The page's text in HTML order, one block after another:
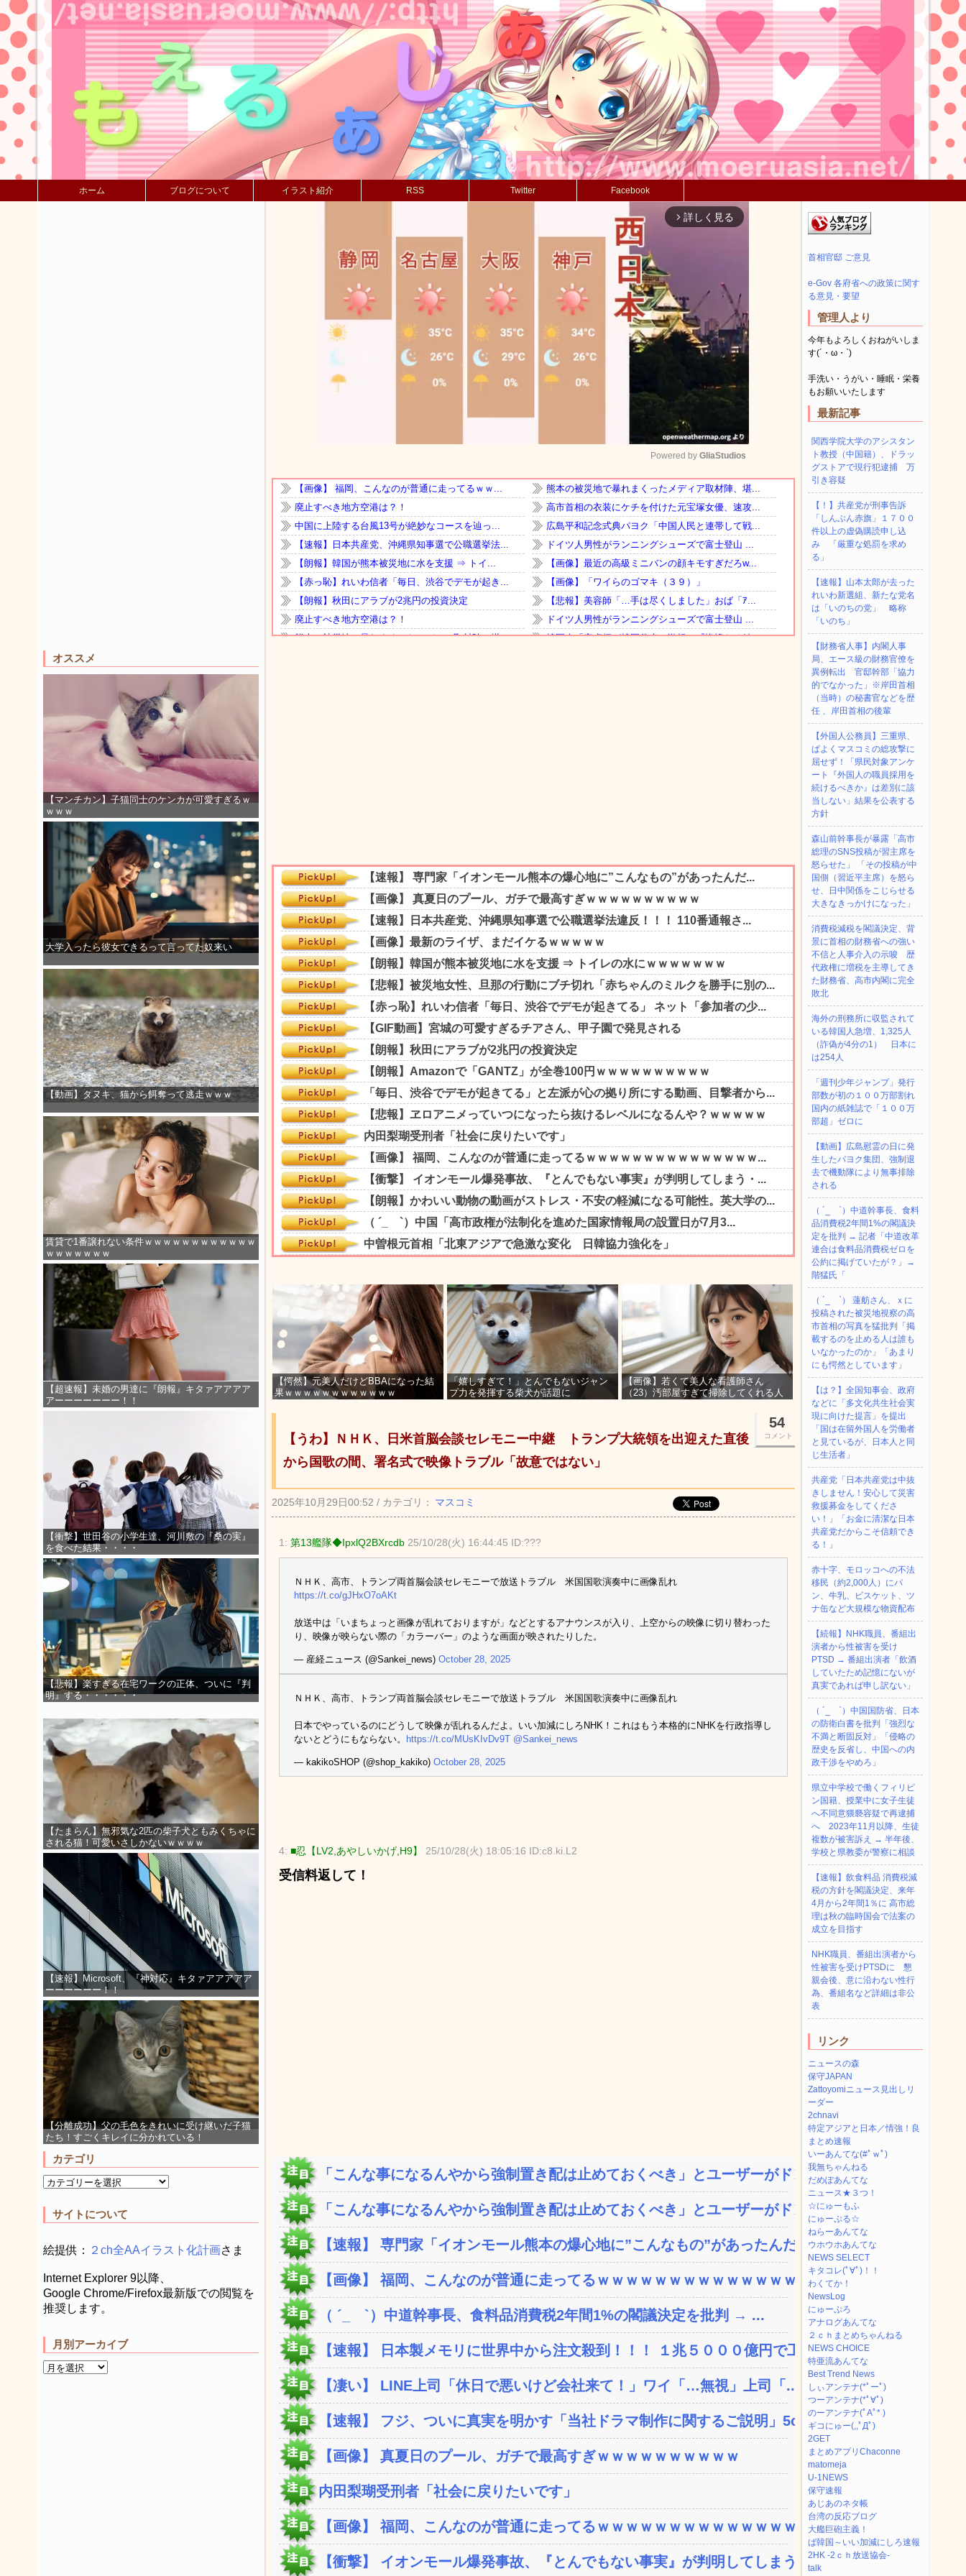
ホーム ブログについて イラスト紹介 RSS Twitter Facebook
オススメ
【マンチカン】子猫同士のケンカが可愛すぎるｗ
ｗｗｗ
大学入ったら彼女できるって言ってた奴来い
【動画】タヌキ、猫から餌奪って逃走ｗｗｗ
賃貸で1番譲れない条件ｗｗｗｗｗｗｗｗｗｗｗｗ
ｗｗｗｗｗｗｗ
【超速報】未婚の男達に『朗報』キタァアアアア
アーーーーーーー！！
【衝撃】世田谷の小学生達、河川敷の『桑の実』
を食べた結果・・・・
【悲報】楽すぎる在宅ワークの正体、ついに『判
明』する・・・・・・
【たまらん】無邪気な2匹の柴子犬ともみくちゃに
される猫！可愛いさしかないｗｗｗｗ
【速報】Microsoft、『神対応』キタァアアアアア
ーーーーーー！！
【分離成功】父の毛色をきれいに受け継いだ子猫
たち！すごくキレイに分かれている！
カテゴリ
サイトについて
絵提供： ２ch全AAイラスト化計画さま
Internet Explorer 9以降、
Google Chrome/Firefox最新版での閲覧を
推奨します。
月別アーカイブ
arrow_forward_ios 詳しく見る
Mute
Powered by GliaStudios
【愕然】元美人だけどBBAになった結
果ｗｗｗｗｗｗｗｗｗｗｗｗ
「嬉しすぎて！」とんでもないジャン
プ力を発揮する柴犬が話題に
【画像】若くて美人な看護師さん
（23）汚部屋すぎて掃除してくれる人
54
コメント
【うわ】ＮＨＫ、日米首脳会談セレモニー中継 トランプ大統領を出迎えた直後
から国歌の間、署名式で映像トラブル「故意ではない」
2025年10月29日00:52 / カテゴリ： マスコミ
1: 第13艦隊◆IpxlQ2BXrcdb 25/10/28(火) 16:44:45 ID:???
ＮＨＫ、高市、トランプ両首脳会談セレモニーで放送トラブル 米国国歌演奏中に画像乱れ
https://t.co/gJHxO7oAKt
放送中は「いまちょっと画像が乱れておりますが」などとするアナウンスが入り、上空からの映像に切り替わった
り、映像が映らない際の「カラーバー」のような画面が映されたりした。
— 産経ニュース (@Sankei_news) October 28, 2025
ＮＨＫ、高市、トランプ両首脳会談セレモニーで放送トラブル 米国国歌演奏中に画像乱れ
日本でやっているのにどうして映像が乱れるんだよ。いい加減にしろNHK！これはもう本格的にNHKを行政指導し
ないとどうにもならない。 https://t.co/MUsKIvDv9T @Sankei_news
— kakikoSHOP (@shop_kakiko) October 28, 2025
4: ■忍【LV2,あやしいかげ,H9】 25/10/28(火) 18:05:16 ID:c8.ki.L2
受信料返して！
「こんな事になるんやから強制置き配は止めておくべき」とユーザーがドン引...
「こんな事になるんやから強制置き配は止めておくべき」とユーザーがドン引...
【速報】 専門家「イオンモール熊本の爆心地に”こんなもの”があったんだ...
【画像】 福岡、こんなのが普通に走ってるｗｗｗｗｗｗｗｗｗｗｗｗｗｗｗ...
（ ´_ゝ`）中道幹事長、食料品消費税2年間1%の閣議決定を批判 → ...
【速報】 日本製メモリに世界中から注文殺到！！！ １兆５０００億円で工...
【凄い】 LINE上司「休日で悪いけど会社来て！」ワイ「…無視」上司「...
【速報】 フジ、ついに真実を明かす「当社ドラマ制作に関するご説明」5c...
【画像】 真夏日のプール、ガチで最高すぎｗｗｗｗｗｗｗｗｗｗ
内田梨瑚受刑者「社会に戻りたいです」
【画像】 福岡、こんなのが普通に走ってるｗｗｗｗｗｗｗｗｗｗｗｗｗｗｗ...
【衝撃】 イオンモール爆発事故、『とんでもない事実』が判明してしまう・...
首相官邸 ご意見
e-Gov 各府省への政策に関す
る意見・要望
管理人より
今年もよろしくおねがいしま
す(´・ω・`)
手洗い・うがい・睡眠・栄養
もお願いいたします
最新記事
関西学院大学のアシスタン
ト教授（中国籍）、ドラッ
グストアで現行犯逮捕 万
引き容疑
【！】共産党が刑事告訴
「しんぶん赤旗」１７００
件以上の虚偽購読申し込
み 「厳重な処罰を求め
る」
【速報】山本太郎が去った
れいわ新選組、新たな党名
は「いのちの党」 略称
「いのち」
【財務省人事】内閣人事
局、エース級の財務官僚を
異例転出 官邸幹部「協力
的でなかった」※岸田首相
（当時）の秘書官などを歴
任 、岸田首相の後輩
【外国人公務員】三重県、
ぱよくマスコミの総攻撃に
屈せず！「県民対象アンケ
ート『外国人の職員採用を
続けるべきか』は差別に該
当しない」結果を公表する
方針
森山前幹事長が暴露「高市
総理のSNS投稿が習主席を
怒らせた」 「その投稿が中
国側（習近平主席）を怒ら
せ、日中関係をこじらせる
大きなきっかけになった」
消費税減税を閣議決定、背
景に首相の財務省への強い
不信と人事介入の示唆 歴
代政権に増税を主導してき
た財務省、高市内閣に完全
敗北
海外の刑務所に収監されて
いる韓国人急増、1,325人
（詐偽が4分の1） 日本に
は254人
「週刊少年ジャンプ」発行
部数が初の１００万部割れ
国内の紙雑誌で「１００万
部超」ゼロに
【動画】広島慰霊の日に発
生したパヨク集団、強制退
去で機動隊により無事排除
される
（ ´_ゝ`）中道幹事長、食料
品消費税2年間1%の閣議決
定を批判 → 記者「中道改革
連合は食料品消費税ゼロを
公約に掲げていたが？」→
階猛氏「
（ ´_ゝ`） 蓮舫さん、ｘに
投稿された被災地視察の高
市首相の写真を猛批判「掲
載するのを止める人は誰も
いなかったのか」「あまり
にも愕然としています」
【は？】全国知事会、政府
などに「多文化共生社会実
現に向けた提言」を提出
「国は在留外国人を労働者
と見ているが、日本人と同
じ生活者」
共産党「日本共産党は中抜
きしません！安心して災害
救援募金をしてくださ
い！」「お金に清潔な日本
共産党だからこそ信頼でき
る！」
赤十字、モロッコへの不法
移民（約2,000人）にパ
ン、牛乳、ビスケット、ツ
ナ缶など大規模な物資配布
【続報】NHK職員、番組出
演者から性被害を受け
PTSD → 番組出演者「飲酒
していたため記憶にないが
真実であれば申し訳ない」
（ ´_ゝ`）中国国防省、日本
の防衛白書を批判「強烈な
不満と断固反対」「侵略の
歴史を反省し、中国への内
政干渉をやめろ」
県立中学校で働くフィリピ
ン国籍、授業中に女子生徒
へ不同意猥褻容疑で再逮捕
へ 2023年11月以降、生徒
複数が被害訴え → 半年後、
学校と県教委が警察に相談
【速報】飲食料品 消費税減
税の方針を閣議決定、来年
4月から2年間1％に 高市総
理は秋の臨時国会で法案の
成立を目指す
NHK職員、番組出演者から
性被害を受けPTSDに 懇
親会後、意に沿わない性行
為、番組名など詳細は非公
表
リンク
ニュースの森
保守JAPAN
Zattoyomiニュース見出しリ
ーダー
2chnavi
特定アジアと日本／情強！良
まとめ速報
いーあんてな(#ﾟｗﾟ)
我無ちゃんねる
だめぽあんてな
ニュース★３つ！
☆にゅーもふ
にゅーぷる☆
ねらーあんてな
ウホウホあんてな
NEWS SELECT
キタコレ(ﾟ∀ﾟ)！！
わくてか！
NewsLog
にゅーぷろ
アナログあんてな
２ｃｈまとめちゃんねる
NEWS CHOICE
特亜流あんてな
Best Trend News
しぃアンテナ(*ﾟーﾟ)
つーアンテナ(*ﾟ∀ﾟ)
のーアンテナ(ﾟAﾟ* )
ギコにゅー(,,ﾟДﾟ)
2GET
まとめアプリChaconne
matomeja
U-1NEWS
保守速報
あじあのネタ帳
台湾の反応ブログ
大艦巨砲主義！
ば韓国～いい加減にしろ速報
2HK -2ｃｈ放送協会-
talk